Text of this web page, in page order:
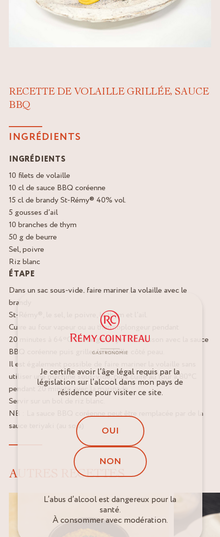
RECETTE DE VOLAILLE GRILLÉE, SAUCE
BBQ
INGRÉDIENTS
INGRÉDIENTS
10 filets de volaille
10 cl de sauce BBQ coréenne
15 cl de brandy St-Rémy® 40% vol.
5 gousses d’ail
10 branches de thym
50 g de beurre
Sel, poivre
Riz blanc
ÉTAPE
Dans un sac sous-vide, faire mariner la volaille avec le
brandy
St-Rémy®, le sel, le poivre, le thym et l’ail.
Cuire au four vapeur ou au thermoplongeur pendant
20 minutes à 64ºC. Mélanger le jus de cuisson avec la sauce
BBQ coréenne puis griller la volaille côté peau.
Il est également possible de faire mariner la volaille sans
utiliser une machine sous-vide, puis cuire au four à 80°C
pendant 20 minute avec la marinade.
Servir sur un bol de riz blanc.
NB : La sauce BBQ coréenne peut être remplacée par de la
sauce teriyaki (au soja)
AUTRES RECETTES
Je certifie avoir l’âge légal requis par la
législation sur l’alcool dans mon pays de
résidence pour visiter ce site.
OUI
NON
L’abus d’alcool est dangereux pour la
santé.
À consommer avec modération.